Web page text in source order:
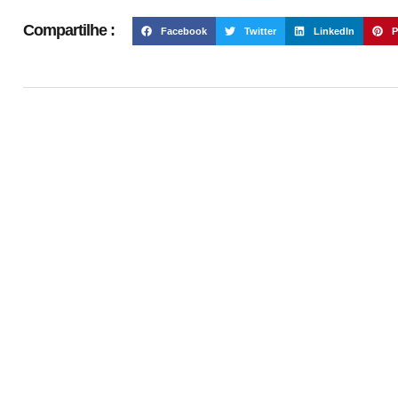
Compartilhe : Facebook Twitter LinkedIn